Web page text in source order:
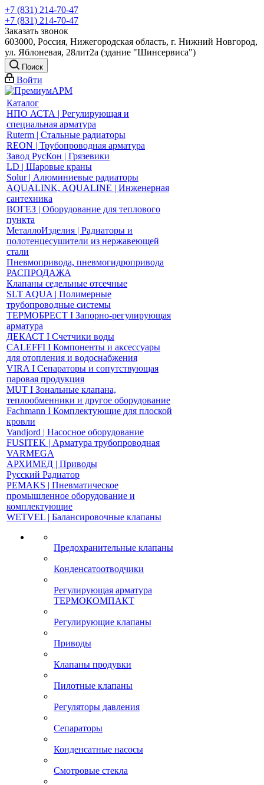
+7 (831) 214-70-47
+7 (831) 214-70-47
Заказать звонок
603000, Россия, Нижегородская область, г. Нижний Новгород,
ул. Яблоневая, 28лит2а (здание "Шинсервиса")
Поиск
Войти
Каталог
НПО АСТА | Регулирующая и
специальная арматура
Ruterm | Стальные радиаторы
REON | Трубопроводная арматура
Завод РусКон | Грязевики
LD | Шаровые краны
Solur | Алюминиевые радиаторы
AQUALINK, AQUALINE | Инженерная
сантехника
ВОГЕЗ | Оборудование для теплового
пункта
МеталлоИзделия | Радиаторы и
полотенцесушители из нержавеющей
стали
Пневмопривода, пневмогидропривода
РАСПРОДАЖА
Клапаны седельные отсечные
SLT AQUA | Полимерные
трубопроводные системы
ТЕРМОБРЕСТ І Запорно-регулирующая
арматура
ДЕКАСТ І Счетчики воды
CALEFFI І Компоненты и аксессуары
для отопления и водоснабжения
VIRA І Сепараторы и сопутствующая
паровая продукция
MUT І Зональные клапана,
теплообменники и другое оборудование
Fachmann І Комплектующие для плоской
кровли
Vandjord | Насосное оборудование
FUSITEK | Арматура трубопроводная
VARMEGA
АРХИМЕД | Приводы
Русский Радиатор
PEMAKS | Пневматическое
промышленное оборудование и
комплектующие
WETVEL | Балансировочные клапаны
Предохранительные клапаны
Конденсатоотводчики
Регулирующая арматура
ТЕРМОКОМПАКТ
Регулирующие клапаны
Приводы
Клапаны продувки
Пилотные клапаны
Регуляторы давления
Сепараторы
Конденсатные насосы
Смотровые стекла